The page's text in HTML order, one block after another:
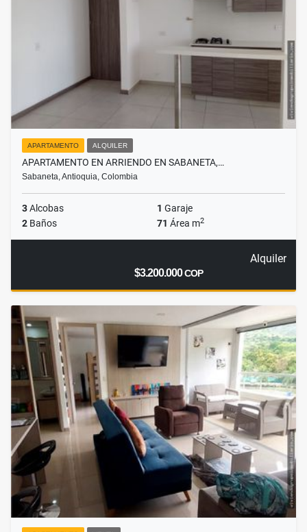
APARTAMENTO ALQUILER
APARTAMENTO EN ARRIENDO EN SABANETA,…
Sabaneta, Antioquia, Colombia
3Alcobas 1 Garaje
2 Baños 71 Área m2
Alquiler
$3.200.000COP